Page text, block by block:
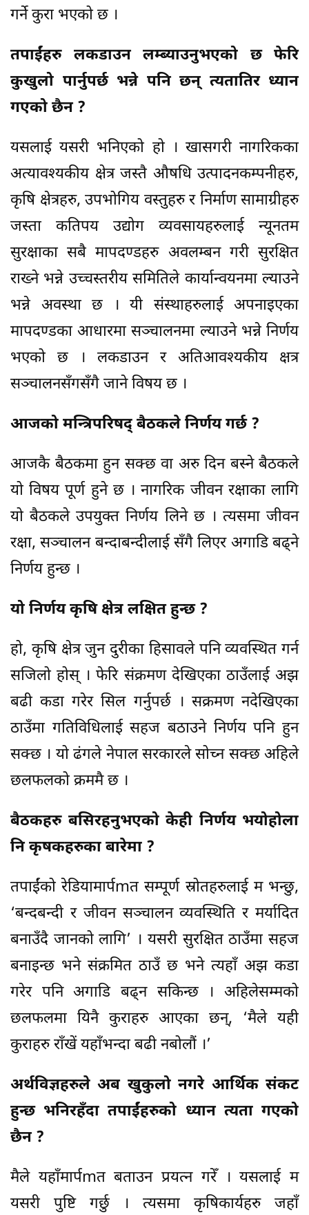
गर्ने कुरा भएको छ ।
तपाईंहरु लकडाउन लम्ब्याउनुभएको छ फेरि
कुखुलो पार्नुपर्छ भन्ने पनि छन् त्यतातिर ध्यान
गएको छैन ?
यसलाई यसरी भनिएको हो । खासगरी नागरिकका
अत्यावश्यकीय क्षेत्र जस्तै औषधि उत्पादनकम्पनीहरु,
कृषि क्षेत्रहरु, उपभोगिय वस्तुहरु र निर्माण सामाग्रीहरु
जस्ता कतिपय उद्योग व्यवसायहरुलाई न्यूनतम
सुरक्षाका सबै मापदण्डहरु अवलम्बन गरी सुरक्षित
राख्ने भन्ने उच्चस्तरीय समितिले कार्यान्वयनमा ल्याउने
भन्ने अवस्था छ । यी संस्थाहरुलाई अपनाइएका
मापदण्डका आधारमा सञ्चालनमा ल्याउने भन्ने निर्णय
भएको छ । लकडाउन र अतिआवश्यकीय क्षत्र
सञ्चालनसँगसँगै जाने विषय छ ।
आजको मन्त्रिपरिषद् बैठकले निर्णय गर्छ ?
आजकै बैठकमा हुन सक्छ वा अरु दिन बस्ने बैठकले
यो विषय पूर्ण हुने छ । नागरिक जीवन रक्षाका लागि
यो बैठकले उपयुक्त निर्णय लिने छ । त्यसमा जीवन
रक्षा, सञ्चालन बन्दाबन्दीलाई सँगै लिएर अगाडि बढ्ने
निर्णय हुन्छ ।
यो निर्णय कृषि क्षेत्र लक्षित हुन्छ ?
हो, कृषि क्षेत्र जुन दुरीका हिसावले पनि व्यवस्थित गर्न
सजिलो होस् । फेरि संक्रमण देखिएका ठाउँलाई अझ
बढी कडा गरेर सिल गर्नुपर्छ । सक्रमण नदेखिएका
ठाउँमा गतिविधिलाई सहज बठाउने निर्णय पनि हुन
सक्छ । यो ढंगले नेपाल सरकारले सोच्न सक्छ अहिले
छलफलको क्रममै छ ।
बैठकहरु बसिरहनुभएको केही निर्णय भयोहोला
नि कृषकहरुका बारेमा ?
तपाईंको रेडियामार्पmत सम्पूर्ण स्रोतहरुलाई म भन्छु,
‘बन्दबन्दी र जीवन सञ्चालन व्यवस्थिति र मर्यादित
बनाउँदै जानको लागि’ । यसरी सुरक्षित ठाउँमा सहज
बनाइन्छ भने संक्रमित ठाउँ छ भने त्यहाँ अझ कडा
गरेर पनि अगाडि बढ्न सकिन्छ । अहिलेसम्मको
छलफलमा यिनै कुराहरु आएका छन्, ‘मैले यही
कुराहरु राँखें यहाँभन्दा बढी नबोलौं ।’
अर्थविज्ञहरुले अब खुकुलो नगरे आर्थिक संकट
हुन्छ भनिरहँदा तपाईंहरुको ध्यान त्यता गएको
छैन ?
मैले यहाँमार्पmत बताउन प्रयत्न गरेँ । यसलाई म
यसरी पुष्टि गर्छु । त्यसमा कृषिकार्यहरु जहाँ